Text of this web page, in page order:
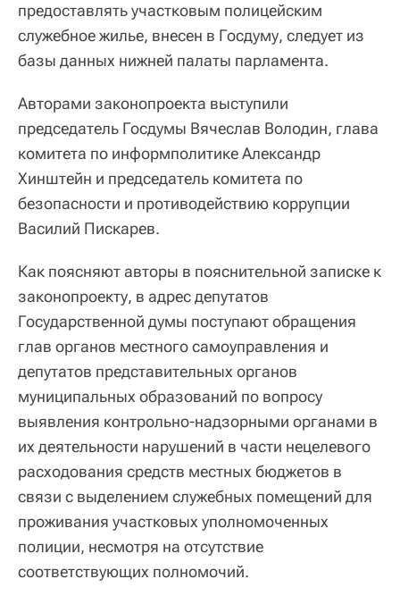
предоставлять участковым полицейским
служебное жилье, внесен в Госдуму, следует из
базы данных нижней палаты парламента.
Авторами законопроекта выступили
председатель Госдумы Вячеслав Володин, глава
комитета по информполитике Александр
Хинштейн и председатель комитета по
безопасности и противодействию коррупции
Василий Пискарев.
Как поясняют авторы в пояснительной записке к
законопроекту, в адрес депутатов
Государственной думы поступают обращения
глав органов местного самоуправления и
депутатов представительных органов
муниципальных образований по вопросу
выявления контрольно-надзорными органами в
их деятельности нарушений в части нецелевого
расходования средств местных бюджетов в
связи с выделением служебных помещений для
проживания участковых уполномоченных
полиции, несмотря на отсутствие
соответствующих полномочий.